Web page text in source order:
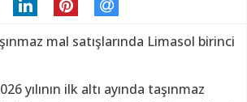
mal satışlarında Limasol birinci
yılının ilk altı ayında taşınmaz